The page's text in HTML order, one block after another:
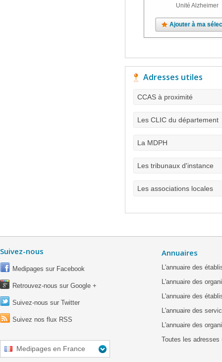
Unité Alzheimer
Ajouter à ma
Adresses utiles
CCAS à proximité
Les CLIC du département
La MDPH
Les tribunaux d'instance
Les associations locales
Suivez-nous
Medipages sur Facebook
Retrouvez-nous sur Google +
Suivez-nous sur Twitter
Suivez nos flux RSS
Medipages en France
Annuaires
L'annuaire des
L'annuaire des
L'annuaire des
L'annuaire des
L'annuaire des
Toutes les adresses